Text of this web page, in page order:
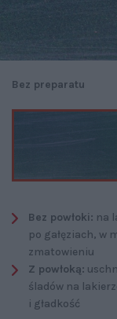
Bez preparatu
Bez powłoki: na
po gałęziach, w
zmatowieniu
Z powłoką:
śladów na
i gładkość